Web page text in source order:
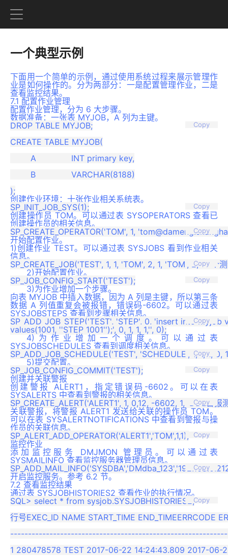
一个典型示例
下面用一个简单的示例，通过使用系统过程来展示管理作
业是如何操作的。分为两部分：一是配置管理作业，二是
查看监控结果。
7.1 配置作业管理
配置作业管理，分为 6 大步骤。
数据准备：一张表 MYJOB，A 列为主键。
Copy
DROP TABLE MYJOB;
CREATE TABLE MYJOB(
创建作业环境：十张作业相关系统表。
Copy
创建操作员 TOM。可以通过表 SYSOPERATORS 查看已
创建操作员的相关信息。
Copy
开始配置作业。
1)创建作业 TEST。可以通过表 SYSJOBS 看到作业相关
信息。
Copy
2)开始配置作业。
Copy
3)为作业增加一个步骤。
向表 MYJOB 中插入数据，因为 A 列是主键，所以第三条
数据 A 列值重复会被报错，错误码-6602。可以通过表
SYSJOBSTEPS 查看到步骤相关信息。
Copy
SP_ADD_JOB_STEP('TEST', 'STEP', 0, 'insert into
4)为作业增加一个调度。可以通过表
SYSJOBSCHEDULES 查看到调度相关信息。
Copy
5)提交配置。
Copy
创建并关联警报
创建警报 ALERT1，指定错误码-6602。可以在表
SYSALERTS 中查看到警报的相关信息。
Copy
关联警报，将警报 ALERT1 发送给关联的操作员 TOM。
可以在表 SYSALERTNOTIFICATIONS 中查看到警报与操
作员的关联信息。
Copy
监控作业
添加监控服务 DMJMON 管理员。可以通过表
SYSMAILINFO 查看监控服务器管理员信息。
Copy
开启监控服务。参考 6.2 节。
7.2 查看监控结果
通过表 SYSJOBHISTORIES2 查看作业的执行情况。
Copy
SQL> select * from sysjob.SYSJOBHISTORIES2;
行号EXEC_ID NAME START_TIME END_TIMEERRCODE
1 280478578 TEST 2017-06-22 14:24:43.809 2017-06-